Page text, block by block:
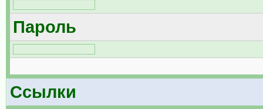
Пароль
Ссылки